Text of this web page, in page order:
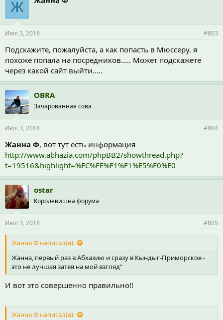
Ж
Июл 3, 2018 #803
Подскажите, пожалуйста, а как попасть в Мюссеру, я
похоже попала на посредников..... Может подскажете
через какой сайт выйти.....
OBRA
Зачарованная сова
Июл 3, 2018 #804
Жанна Ф, вот тут есть информация
http://www.abhazia.com/phpBB2/showthread.php?
t=19516&highlight=%EC%FE%F1%F1%E5%F0%E0
ostar
Королевишна форума
Июл 3, 2018 #805
Жанна Ф написал(а):
Жанна, первый раз в Абхазию и сразу в Кындыг-Приморское -
это не лучшая затея на мой взгляд"
И вот это совершенно правильно!!
Жанна Ф написал(а):